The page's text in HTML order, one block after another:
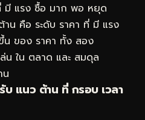
มี แรง ซื้อ มาก พอ หยุด
น คือ ระดับ ราคา ที่ มี แรง
ของ ราคา ทั้ง สอง
น ใน ตลาด และ สมดุล
น
บ แนว ต้าน ที่ กรอบ เวลา